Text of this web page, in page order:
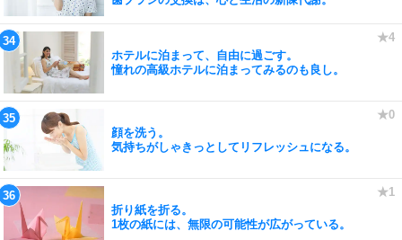
ホテルに泊まって、自由に過ごす。
憧れの高級ホテルに泊まってみるのも良し。
顔を洗う。
気持ちがしゃきっとしてリフレッシュになる。
折り紙を折る。
1枚の紙には、無限の可能性が広がっている。